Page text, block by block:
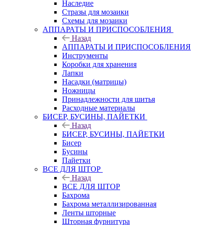
Наследие
Стразы для мозаики
Схемы для мозаики
АППАРАТЫ И ПРИСПОСОБЛЕНИЯ
Назад
АППАРАТЫ И ПРИСПОСОБЛЕНИЯ
Инструменты
Коробки для хранения
Лапки
Насадки (матрицы)
Ножницы
Принадлежности для шитья
Расходные материалы
БИСЕР, БУСИНЫ, ПАЙЕТКИ
Назад
БИСЕР, БУСИНЫ, ПАЙЕТКИ
Бисер
Бусины
Пайетки
ВСЕ ДЛЯ ШТОР
Назад
ВСЕ ДЛЯ ШТОР
Бахрома
Бахрома металлизированная
Ленты шторные
Шторная фурнитура